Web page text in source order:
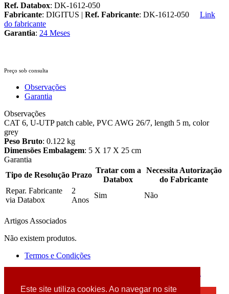
Este site utiliza cookies. Ao navegar no site
Ref. Databox: DK-1612-050
Fabricante: DIGITUS | Ref. Fabricante: DK-1612-050
Link
do fabricante
Garantia: 24 Meses
Preço sob consulta
Observações
Garantia
Observações
CAT 6, U-UTP patch cable, PVC AWG 26/7, length 5 m, color
grey
Peso Bruto: 0.122 kg
Dimensões Embalagem: 5 X 17 X 25 cm
Garantia
Tipo de Resolução Prazo
Tratar com a
Databox
Necessita Autorização
do Fabricante
Repar. Fabricante
via Databox
2
Anos
Sim Não
Artigos Associados
Não existem produtos.
Termos e Condições